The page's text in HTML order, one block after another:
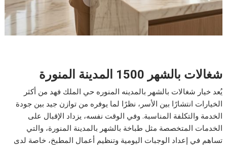
شغالات بالشهر 1500 المدينة المنورة
يُعد خيار شغالات بالشهر بالمدينه المنوره حي الملك فهد من أكثر
الخيارات انتشارًا بين الأسر، نظرًا لما يوفره من توازن جيد بين جودة
الخدمة والتكلفة المناسبة. وفي الوقت نفسه، يزداد الإقبال على
الخدمات المتخصصة مثل طباخة بالشهر بالمدينة المنورة، والتي
تساهم في إعداد الوجبات اليومية وتنظيم أعمال المطبخ، خاصة لدى